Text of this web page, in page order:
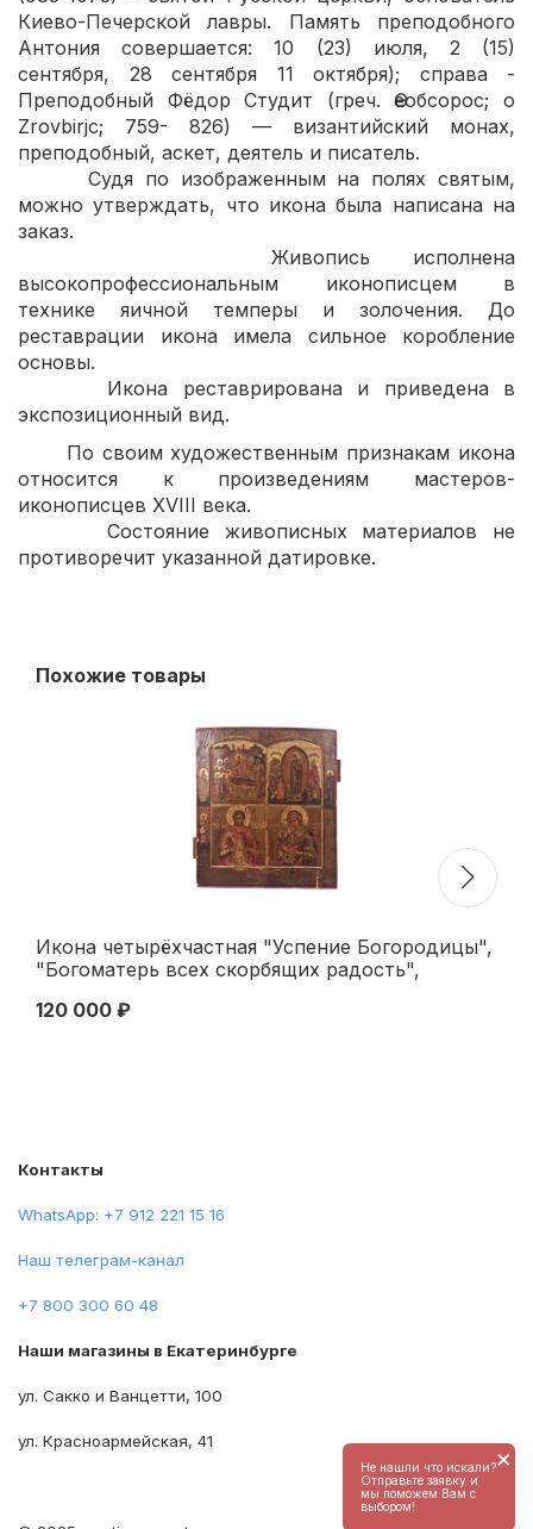
Киево-Печерской лавры. Память преподобного
Антония совершается: 10 (23) июля, 2 (15)
сентября, 28 сентября 11 октября); справа -
Преподобный Фёдор Студит (греч. Ѳеобсорос; о
Zrovbirjc; 759- 826) — византийский монах,
преподобный, аскет, деятель и писатель.
Судя по изображенным на полях святым,
можно утверждать, что икона была написана на
заказ.
Живопись исполнена
высокопрофессиональным иконописцем в
технике яичной темперы и золочения. До
реставрации икона имела сильное коробление
основы.
Икона реставрирована и приведена в
экспозиционный вид.
По своим художественным признакам икона
относится к произведениям мастеров-
иконописцев XVIII века.
Состояние живописных материалов не
противоречит указанной датировке.
Похожие товары
Икона четырёхчастная "Успение Богородицы",
"Богоматерь всех скорбящих радость",
мои печали". конец ХІХ века
120 000 ₽
Контакты
WhatsApp: +7 912 221 15 16
Наш телеграм-канал
+7 800 300 60 48
Наши магазины в Екатеринбурге
ул. Сакко и Ванцетти, 100
ул. Красноармейская, 41
Не нашли что искали?
Отправьте заявку и
мы поможем Вам с
выбором!
×